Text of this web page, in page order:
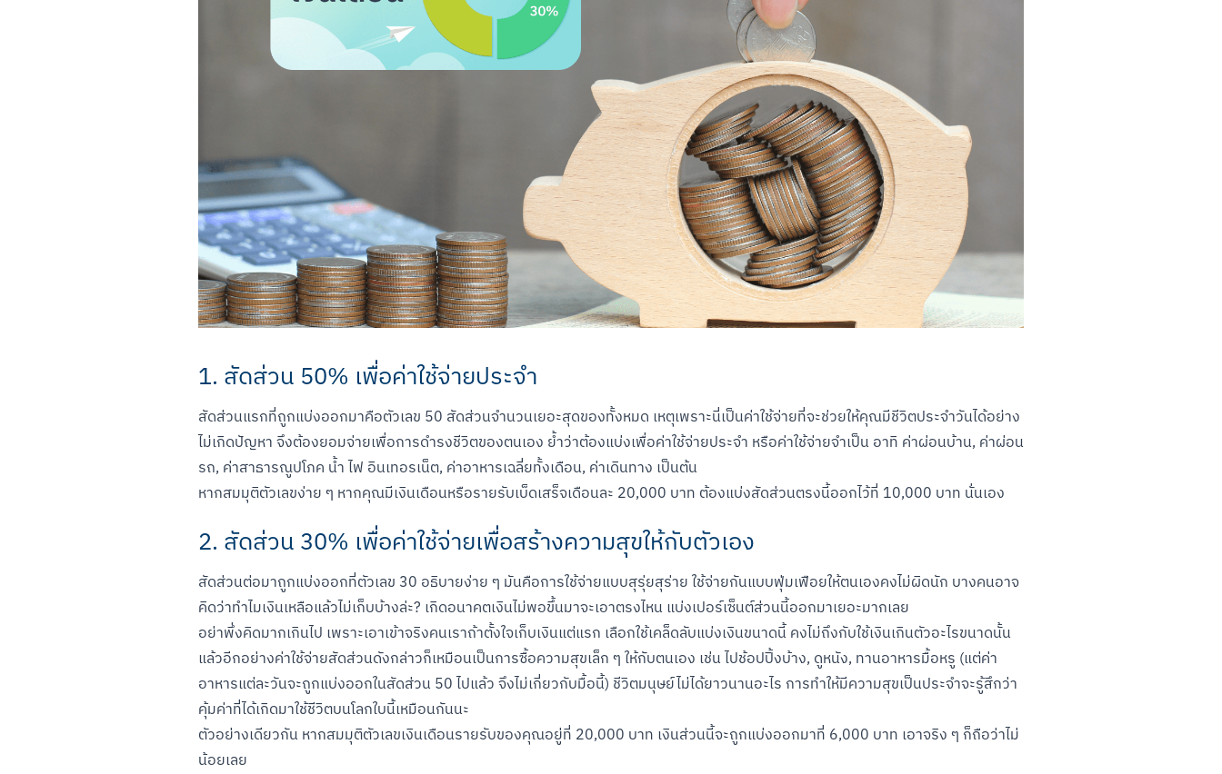
1. สัดส่วน 50% เพื่อค่าใช้จ่ายประจำ
สัดส่วนแรกที่ถูกแบ่งออกมาคือตัวเลข 50 สัดส่วนจำนวนเยอะสุดของทั้งหมด เหตุเพราะนี่เป็นค่าใช้จ่ายที่จะช่วยให้คุณมีชีวิตประจำวันได้อย่าง
ไม่เกิดปัญหา จึงต้องยอมจ่ายเพื่อการดำรงชีวิตของตนเอง ย้ำว่าต้องแบ่งเพื่อค่าใช้จ่ายประจำ หรือค่าใช้จ่ายจำเป็น อาทิ ค่าผ่อนบ้าน, ค่าผ่อน
รถ, ค่าสาธารณูปโภค น้ำ ไฟ อินเทอรเน็ต, ค่าอาหารเฉลี่ยทั้งเดือน, ค่าเดินทาง เป็นต้น
หากสมมุติตัวเลขง่าย ๆ หากคุณมีเงินเดือนหรือรายรับเบ็ดเสร็จเดือนละ 20,000 บาท ต้องแบ่งสัดส่วนตรงนี้ออกไว้ที่ 10,000 บาท นั่นเอง
2. สัดส่วน 30% เพื่อค่าใช้จ่ายเพื่อสร้างความสุขให้กับตัวเอง
สัดส่วนต่อมาถูกแบ่งออกที่ตัวเลข 30 อธิบายง่าย ๆ มันคือการใช้จ่ายแบบสุรุ่ยสุร่าย ใช้จ่ายกันแบบฟุ่มเฟือยให้ตนเองคงไม่ผิดนัก บางคนอาจ
คิดว่าทำไมเงินเหลือแล้วไม่เก็บบ้างล่ะ? เกิดอนาคตเงินไม่พอขึ้นมาจะเอาตรงไหน แบ่งเปอร์เซ็นต์ส่วนนี้ออกมาเยอะมากเลย
อย่าพึ่งคิดมากเกินไป เพราะเอาเข้าจริงคนเราถ้าตั้งใจเก็บเงินแต่แรก เลือกใช้เคล็ดลับแบ่งเงินขนาดนี้ คงไม่ถึงกับใช้เงินเกินตัวอะไรขนาดนั้น
แล้วอีกอย่างค่าใช้จ่ายสัดส่วนดังกล่าวก็เหมือนเป็นการซื้อความสุขเล็ก ๆ ให้กับตนเอง เช่น ไปช้อปปิ้งบ้าง, ดูหนัง, ทานอาหารมื้อหรู (แต่ค่า
อาหารแต่ละวันจะถูกแบ่งออกในสัดส่วน 50 ไปแล้ว จึงไม่เกี่ยวกับมื้อนี้) ชีวิตมนุษย์ไม่ได้ยาวนานอะไร การทำให้มีความสุขเป็นประจำจะรู้สึกว่า
คุ้มค่าที่ได้เกิดมาใช้ชีวิตบนโลกใบนี้เหมือนกันนะ
ตัวอย่างเดียวกัน หากสมมุติตัวเลขเงินเดือนรายรับของคุณอยู่ที่ 20,000 บาท เงินส่วนนี้จะถูกแบ่งออกมาที่ 6,000 บาท เอาจริง ๆ ก็ถือว่าไม่
น้อยเลย